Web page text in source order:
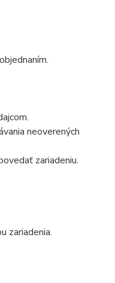
neoverených
zariadeniu.
zariadenia.